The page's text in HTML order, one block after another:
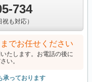
734
も対応）
でお任せください
たします。お電話の後に
い。
承っております